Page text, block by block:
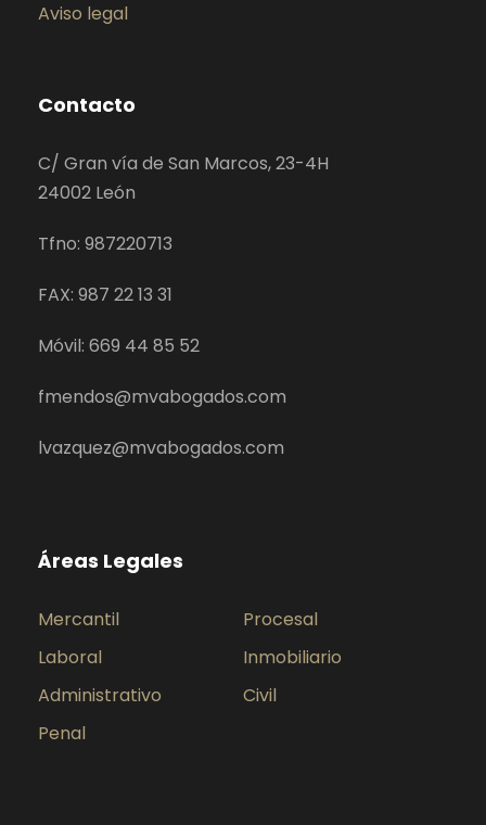
Aviso legal
Contacto
C/ Gran vía de San Marcos, 23-4H
24002 León
Tfno: 987220713
FAX: 987 22 13 31
Móvil: 669 44 85 52
fmendos@mvabogados.com
lvazquez@mvabogados.com
Áreas Legales
Mercantil
Procesal
Laboral
Inmobiliario
Administrativo
Civil
Penal